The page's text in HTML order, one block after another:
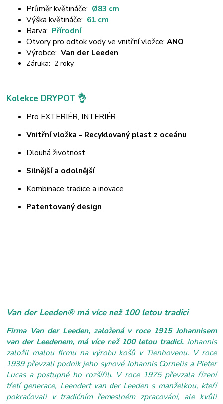
Průměr květináče: Ø83 cm
Výška květináče: 61 cm
Barva: Přírodní
Otvory pro odtok vody ve vnitřní vložce: ANO
Výrobce:Van der Leeden
Záruka: 2 roky
Kolekce DRYPOT 👌
Pro EXTERIÉR, INTERIÉR
Vnitřní vložka - Recyklovaný plast z oceánu
Dlouhá životnost
Silnější a odolnější
Kombinace tradice a inovace
Patentovaný design
Van der Leeden® má více než 100 letou tradici
Firma Van der Leeden, založená v roce 1915 Johannisem
van der Leedenem, má více než 100 letou tradici.Johannis
založil malou firmu na výrobu košů v Tienhovenu. V roce
1939 převzali podnik jeho synové Johannis Cornelis a Pieter
Lucas a postupně ho rozšířili. V roce 1975 převzala řízení
třetí generace, Leendert van der Leeden s manželkou, kteří
pokračovali v tradičním řemeslném zpracování, ale kvůli